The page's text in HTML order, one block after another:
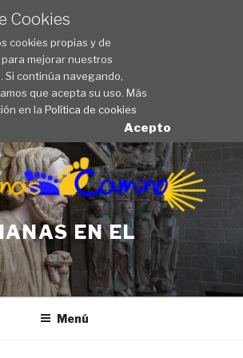
Cookies
cookies propias y de
mejorar nuestros
Si continúa navegando,
que acepta su uso. Más
en la Política de cookies
Acepto
EN EL
Menú